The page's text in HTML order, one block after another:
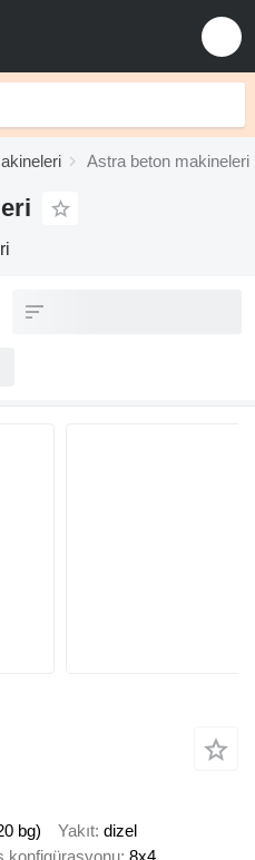
Astra beton makineleri
bg) Yakıt dizel
konfigürasyonu 8x4